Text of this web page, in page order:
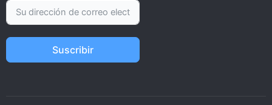
Suscribir